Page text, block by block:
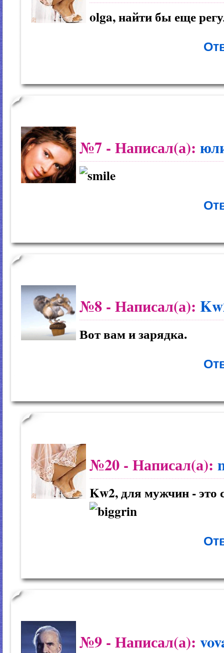
olga, найти бы еще
№7 - Написал(а):
№8 - Написал(а):
Вот вам и зарядка.
№20 - Написал(а):
Kw2, для мужчин - это
№9 - Написал(а):